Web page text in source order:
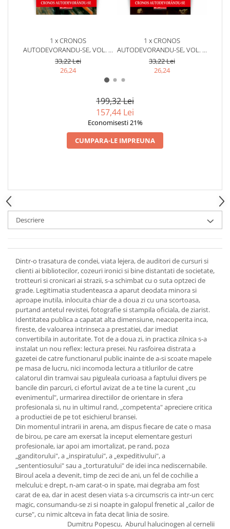
1 x CRONOS
AUTODEVORANDU-SE, VOL. 6,
DISPERAREA LIBERTATII -
DUMITRU POPESCU
33,22 Lei
26,24
1 x CRONOS
AUTODEVORANDU-SE, VOL. 5,
REDUCTIA CELULARA -
DUMITRU POPESCU
33,22 Lei
26,24
199,32 Lei
157,44 Lei
Economisesti 21%
CUMPARA-LE IMPREUNA
Descriere
Dintr-o trasatura de condei, viata lejera, de auditori de cursuri si
clienti ai bibliotecilor, cozeuri ironici si bine distantati de societate,
trotteuri si cronicari ai strazii, s-a schimbat cu o suta optzeci de
grade. Legitimatia studenteasca a aparut deodata minora si
aproape inutila, inlocuita chiar de a doua zi cu una scortoasa,
purtand antetul revistei, fotografie si stampila oficiala, de ziarist.
Identitatea publica a capatat alta dimensiune, neacoperita inca,
fireste, de valoarea intrinseca a prestatiei, dar imediat
convertibila in autoritate. Tot de a doua zi, in practica zilnica s-a
instalat un nou reflex: lectura presei. Nu rasfoirea distrata a
gazetei de catre functionarul public inainte de a-si scoate mapele
pe masa de lucru, nici incomoda lectura a titlurilor de catre
calatorul din tramvai sau piguleala curioasa a faptului divers pe
bancile din parcuri, ci efortul avizat de a te tine la curent „cu
evenimentul", urmarirea directiilor de orientare in sfera
profesionala si, nu in ultimul rand, „competenta" apreciere critica
a productiei de pe tot esichierul bransei.
Din momentul intrarii in arena, am dispus fiecare de cate o masa
de birou, pe care am exersat la inceput elementare gesturi
profesionale, iar apoi am imortalizat, pe rand, poza
„ganditorului", a „inspiratului", a „expeditivului", a
„sententiosului" sau a „torturatului" de idei inca nediscernabile.
Biroul acela a devenit, timp de zeci de ani, un fel de cochilie a
melcului; e drept, n-am carat-o in spate, mai degraba am fost
carat de ea, dar in acest desen viata s-a circumscris ca intr-un cerc
magic, consumandu-se zi si noapte in galopul frenetic al „cailor de
curse", cu nimic altceva in fata decat linia de sosire.
Dumitru Popescu, Aburul halucinogen al cernelii